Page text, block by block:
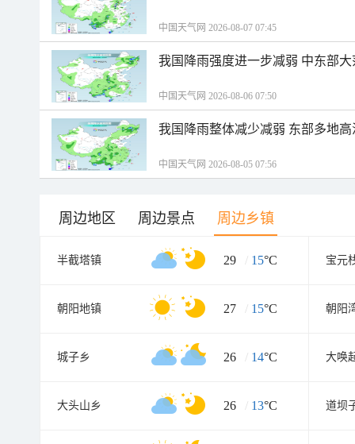
中国天气网 2026-08-07 07:45
我国降雨强度进一步减弱 中东部
中国天气网 2026-08-06 07:50
我国降雨整体减少减弱 东部多地
中国天气网 2026-08-05 07:56
周边地区 周边景点 周边乡镇
半截塔镇 29 / 15°C 宝元
朝阳地镇 27 / 15°C 朝阳
城子乡 26 / 14°C 大唤
大头山乡 26 / 13°C 道坝